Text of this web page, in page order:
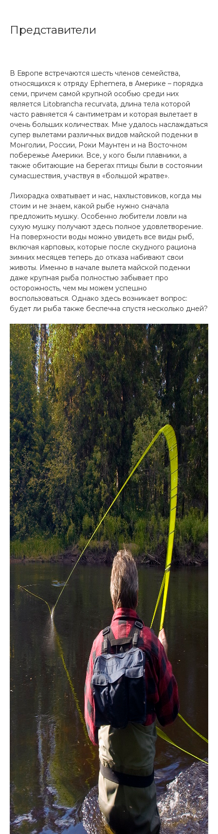
Представители
В Европе встречаются шесть членов семейства,
относящихся к отряду Ephemera, в Америке – порядка
семи, причем самой крупной особью среди них
является Litobrancha recurvata, длина тела которой
часто равняется 4 сантиметрам и которая вылетает в
очень больших количествах. Мне удалось наслаждаться
супер вылетами различных видов майской поденки в
Монголии, России, Роки Маунтен и на Восточном
побережье Америки. Все, у кого были плавники, а
также обитающие на берегах птицы были в состоянии
сумасшествия, участвуя в «большой жратве».
Лихорадка охватывает и нас, нахлыстовиков, когда мы
стоим и не знаем, какой рыбе нужно сначала
предложить мушку. Особенно любители ловли на
сухую мушку получают здесь полное удовлетворение.
На поверхности воды можно увидеть все виды рыб,
включая карповых, которые после скудного рациона
зимних месяцев теперь до отказа набивают свои
животы. Именно в начале вылета майской поденки
даже крупная рыба полностью забывает про
осторожность, чем мы можем успешно
воспользоваться. Однако здесь возникает вопрос:
будет ли рыба также беспечна спустя несколько дней?